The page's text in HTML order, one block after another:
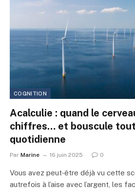
COGNITION
Acalculie : quand le
chiffres… et bouscule
quotidienne
Par Marine 16 juin 2025 0
Vous avez peut‑être déjà vu cette
autrefois à l’aise avec l’argent, les